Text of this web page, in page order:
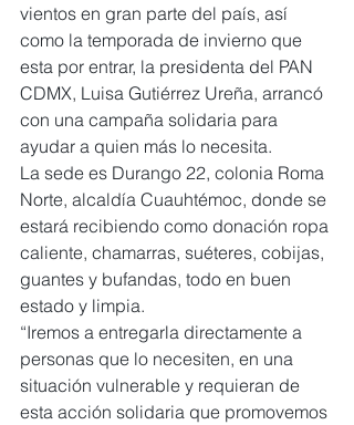
vientos en gran parte del país, así
como la temporada de invierno que
esta por entrar, la presidenta del PAN
CDMX, Luisa Gutiérrez Ureña, arrancó
con una campaña solidaria para
ayudar a quien más lo necesita.
La sede es Durango 22, colonia Roma
Norte, alcaldía Cuauhtémoc, donde se
estará recibiendo como donación ropa
caliente, chamarras, suéteres, cobijas,
guantes y bufandas, todo en buen
estado y limpia.
“Iremos a entregarla directamente a
personas que lo necesiten, en una
situación vulnerable y requieran de
esta acción solidaria que promovemos